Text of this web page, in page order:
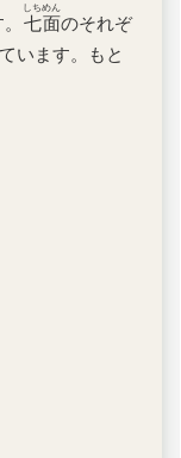
七面
しちめん
のそれぞ
います。もと